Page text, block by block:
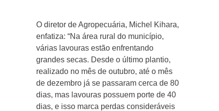
O diretor de Agropecuária, Michel Kihara,
enfatiza: “Na área rural do município,
várias lavouras estão enfrentando
grandes secas. Desde o último plantio,
realizado no mês de outubro, até o mês
de dezembro já se passaram cerca de 80
dias, mas lavouras possuem porte de 40
dias, e isso marca perdas consideráveis